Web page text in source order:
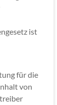
ist
für die
von